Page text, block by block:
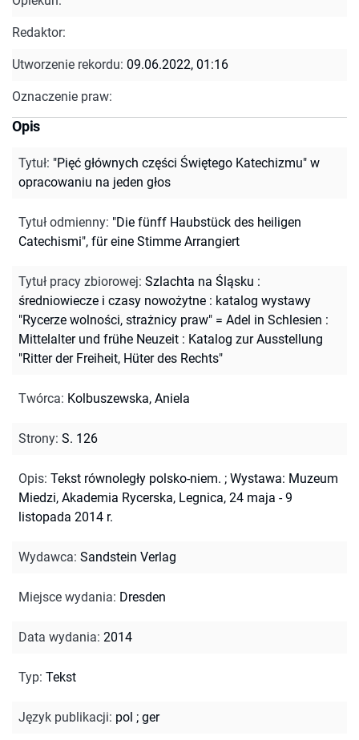
Redaktor:
Utworzenie rekordu: 09.06.2022, 01:16
Oznaczenie praw:
Opis
Tytuł: "Pięć głównych części Świętego Katechizmu" w
opracowaniu na jeden głos
Tytuł odmienny: "Die fünff Haubstück des heiligen
Catechismi", für eine Stimme Arrangiert
Tytuł pracy zbiorowej: Szlachta na Śląsku :
średniowiecze i czasy nowożytne : katalog wystawy
"Rycerze wolności, strażnicy praw" = Adel in Schlesien :
Mittelalter und frühe Neuzeit : Katalog zur Ausstellung
"Ritter der Freiheit, Hüter des Rechts"
Twórca: Kolbuszewska, Aniela
Strony: S. 126
Opis: Tekst równoległy polsko-niem. ; Wystawa: Muzeum
Miedzi, Akademia Rycerska, Legnica, 24 maja - 9
listopada 2014 r.
Wydawca: Sandstein Verlag
Miejsce wydania: Dresden
Data wydania: 2014
Typ: Tekst
Język publikacji: pol ; ger